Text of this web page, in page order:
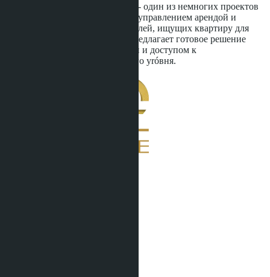
Для инвесторов Skypark Lucean - один из немногих проектов
в Паттайе с профессиональным управлением арендой и
гарантией дохода. Для покупателей, ищущих квартиру для
личного проживания, проект предлагает готовое решение
"под ключ" с мебелью, техникой и доступом к
инфраструктуре международного уróвня.